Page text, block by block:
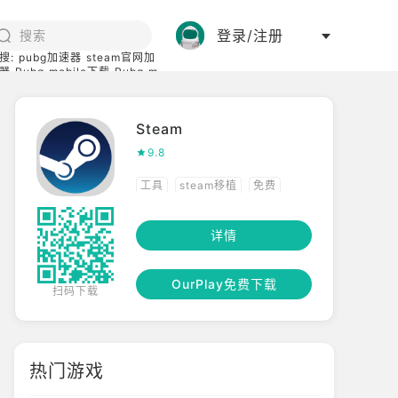
: pubg加速器 steam官网加
Pubg mobile下载 Pubg m
登录/注册
扫码下载
Steam
9.8
工具 steam移植 免费
移植
详情
OurPlay免费下载
热门游戏